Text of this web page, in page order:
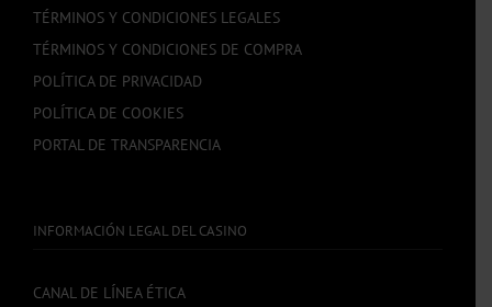
TÉRMINOS Y CONDICIONES LEGALES
TÉRMINOS Y CONDICIONES DE COMPRA
POLÍTICA DE PRIVACIDAD
POLÍTICA DE COOKIES
PORTAL DE TRANSPARENCIA
INFORMACIÓN LEGAL DEL CASINO
CANAL DE LÍNEA ÉTICA